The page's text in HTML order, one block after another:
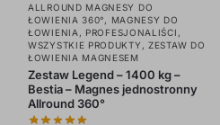
ALLROUND MAGNESY DO
ŁOWIENIA 360°, MAGNESY DO
ŁOWIENIA , PROFESJONALIŚCI ,
WSZYSTKIE PRODUKTY ,ZESTAW DO
ŁOWIENIA MAGNESEM
Zestaw Legend – 1400 kg –
Bestia – Magnes jednostronny
Allround 360°